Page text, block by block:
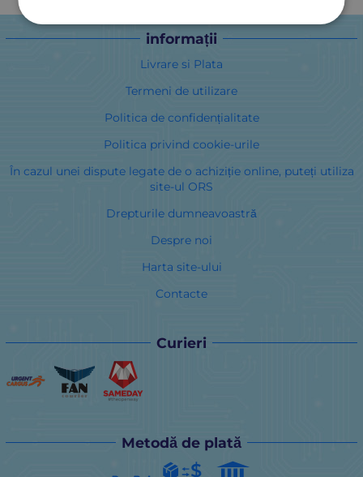
informații
Livrare si Plata
Termeni de utilizare
Politica de confidențialitate
Politica privind cookie-urile
În cazul unei dispute legate de o achiziție online, puteți utiliza
site-ul ORS
Drepturile dumneavoastră
Despre noi
Harta site-ului
Contacte
Curieri
Metodă de plată